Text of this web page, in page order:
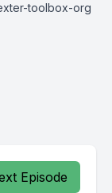
toolbox-org
Episode